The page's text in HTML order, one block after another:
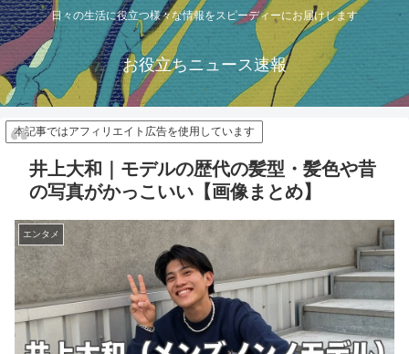
日々の生活に役立つ様々な情報をスピーディーにお届けします
お役立ちニュース速報
本記事ではアフィリエイト広告を使用しています
井上大和｜モデルの歴代の髪型・髪色や昔
の写真がかっこいい【画像まとめ】
エンタメ